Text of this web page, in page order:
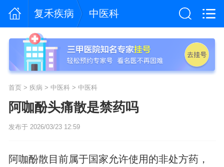
复禾疾病 中医科
首页> 疾病 > 中医科> 中医科
阿咖酚头痛散是禁药吗
发布于 2026/03/23 12:59
阿咖酚散目前属于国家允许使用的非处方药，